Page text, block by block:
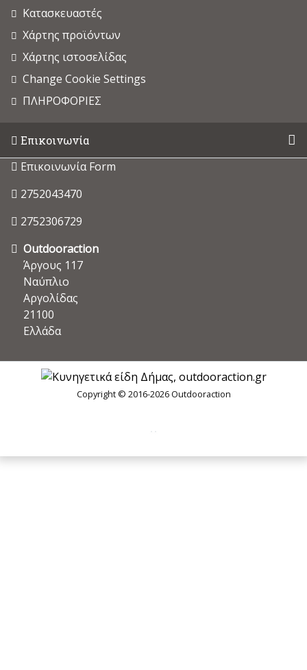
Κατασκευαστές
Χάρτης προϊόντων
Χάρτης ιστοσελίδας
Change Cookie Settings
ΠΛΗΡΟΦΟΡΙΕΣ
Επικοινωνία
Επικοινωνία Form
2752043470
2752306729
Outdooraction
Άργους 117
Ναύπλιο
Αργολίδας
21100
Ελλάδα
Copyright © 2016-2026 Outdooraction